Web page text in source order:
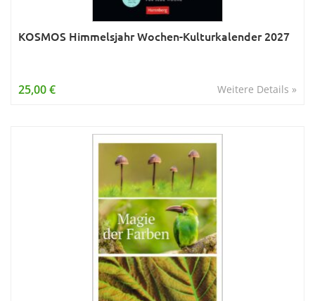
KOSMOS Himmelsjahr Wochen-Kulturkalender 2027
Weitere Details »
25,00 €